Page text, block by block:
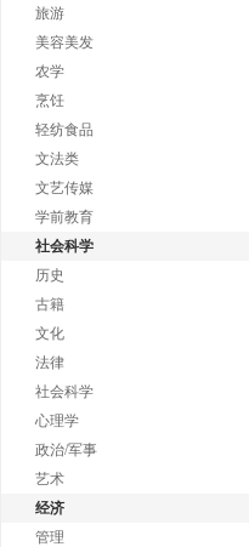
旅游
美容美发
农学
烹饪
轻纺食品
文法类
文艺传媒
学前教育
社会科学
历史
古籍
文化
法律
社会科学
心理学
政治/军事
艺术
经济
管理